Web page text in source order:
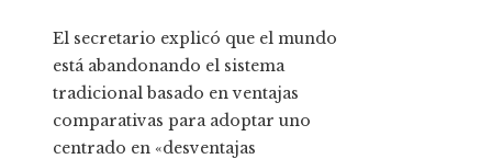
El secretario explicó que el mundo
está abandonando el sistema
tradicional basado en ventajas
comparativas para adoptar uno
centrado en «desventajas